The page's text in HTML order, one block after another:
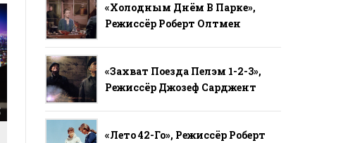
«Холодным Днём В Парке»,
Режиссёр Роберт Олтмен
«Захват Поезда Пелэм 1-2-3»,
Режиссёр Джозеф Сарджент
«Лето 42-Го», Режиссёр Роберт